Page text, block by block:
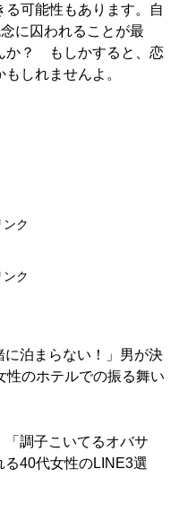
可能性もあります。自
に囚われることが最
か？ もしかすると、恋
しれませんよ。
ンク
ンク
に泊まらない！」男が決
性のホテルでの振る舞い
「調子こいてるオバサ
る40代女性のLINE3選